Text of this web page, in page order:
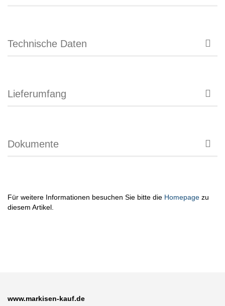
Technische Daten
Lieferumfang
Dokumente
Für weitere Informationen besuchen Sie bitte die Homepage zu
diesem Artikel.
www.markisen-kauf.de